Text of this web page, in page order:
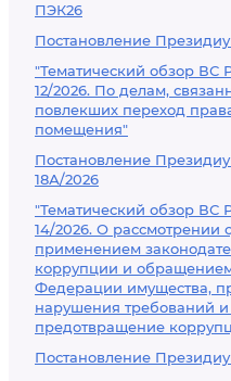
ПЭК26
Постановление
"Тематический обзор ВС
12/2026. По делам,
повлекших переход
помещения"
Постановление
18А/2026
"Тематический обзор ВС
14/2026. О рассмотрении
применением
коррупции и
Федерации имущества,
нарушения требований
предотвращение
Постановление